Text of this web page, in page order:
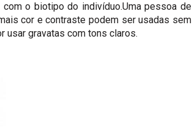
o biotipo do indivíduo.Uma pessoa de
cor e contraste podem ser usadas sem
usar gravatas com tons claros.